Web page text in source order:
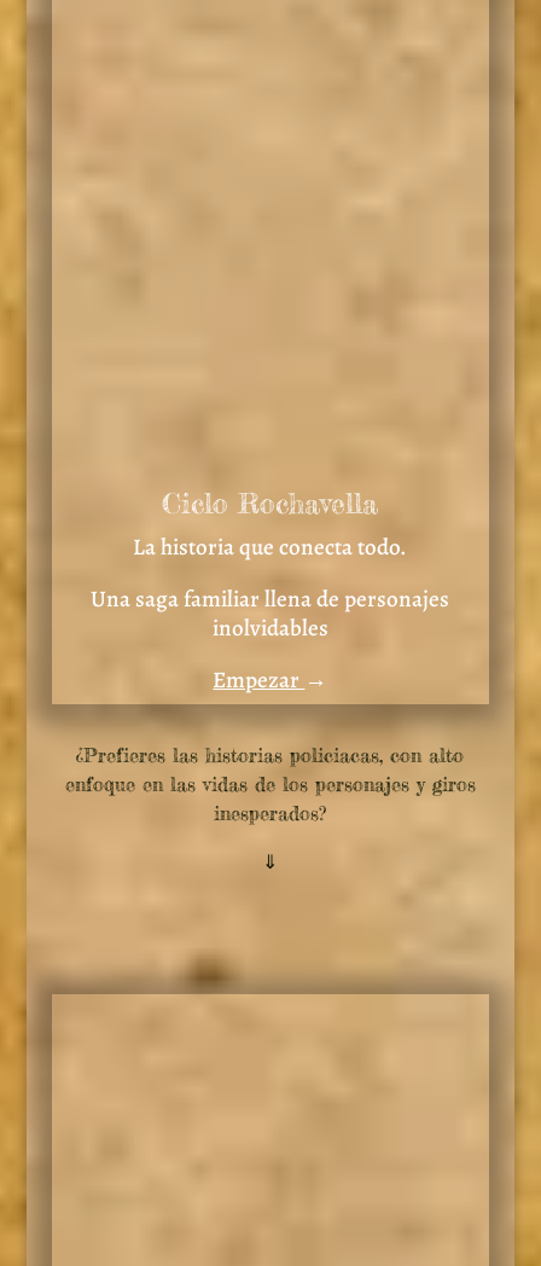
Ciclo Rochavella
La historia que conecta todo.
Una saga familiar llena de personajes
inolvidables
Empezar →
¿Prefieres las historias policiacas, con alto
enfoque en las vidas de los personajes y giros
inesperados?
⇓